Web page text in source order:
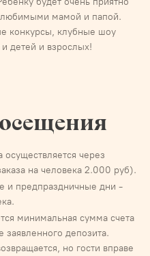
любимыми мамой и папой.
конкурсы, клубные шоу
детей и взрослых!
осуществляется через
на человека 2.000 руб).
и предпраздничные дни -
минимальная сумма счета
депозита.
но гости вправе